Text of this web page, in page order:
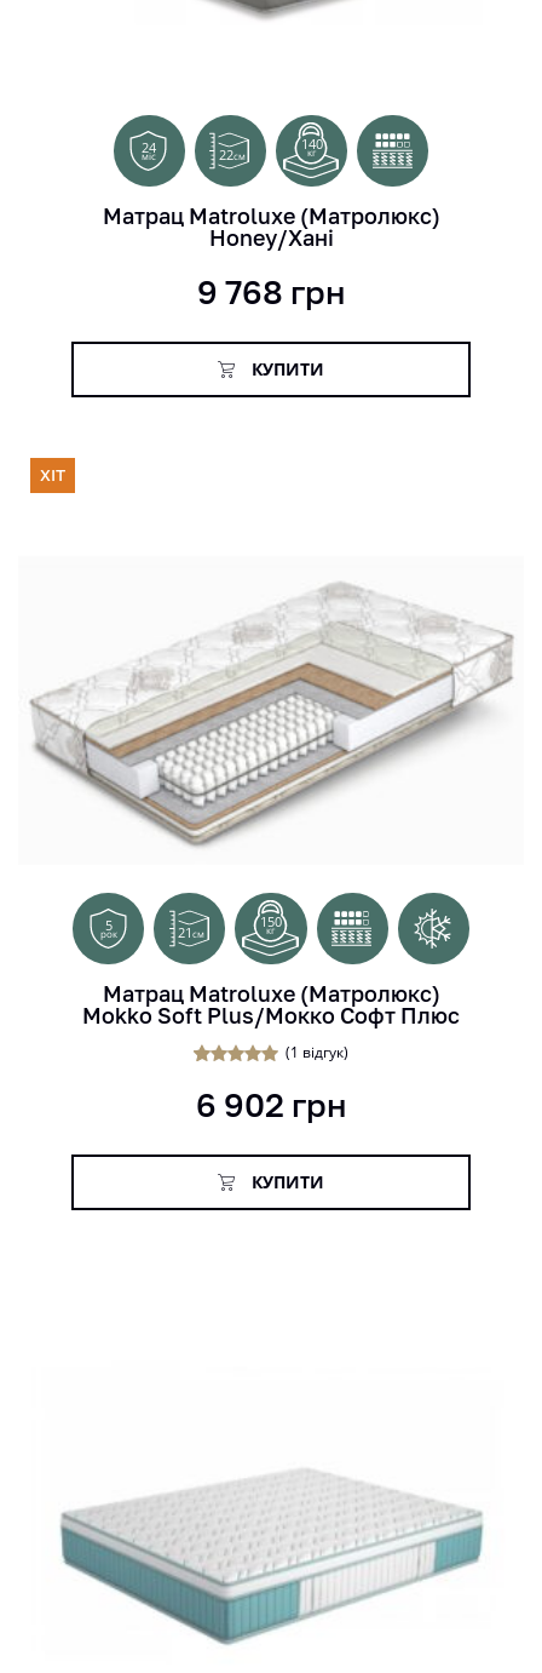
24
міс 22см
140
кг
Матрац Matroluxe (Матролюкс)
Honey/Хані
9 768 грн
КУПИТИ
ХІТ
5
рок 21см
150
кг
Матрац Matroluxe (Матролюкс)
Mokko Soft Plus/Мокко Софт Плюс
5.00
з 5 на
(1 відгук)
6 902 грн
КУПИТИ